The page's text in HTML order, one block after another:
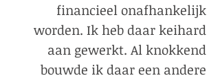
financieel onafhankelijk
worden. Ik heb daar keihard
aan gewerkt. Al knokkend
bouwde ik daar een andere